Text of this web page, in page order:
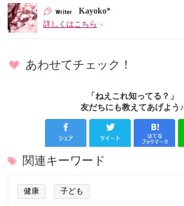
Kayoko*
詳しくはこちら
あわせてチェック！
「ねえこれ知ってる？」
友だちにも教えてあげよう♪
関連キーワード
健康 子ども